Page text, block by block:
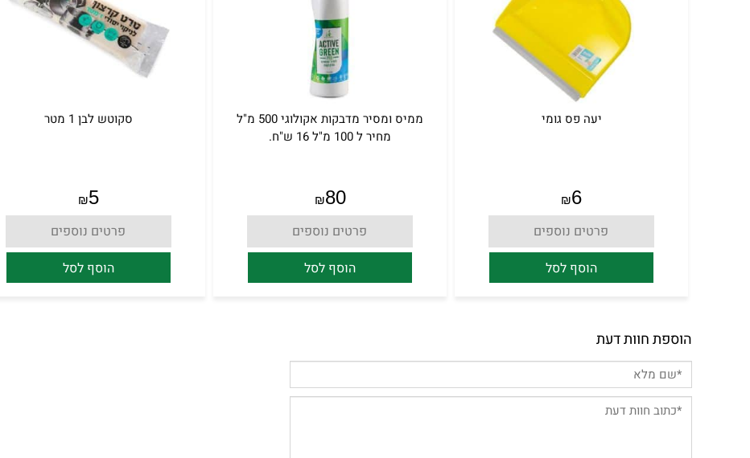
יעה פס גומי
₪6
פרטים נוספים
הוסף לסל
ממיס ומסיר מדבקות אקולוגי 500 מ"ל
מחיר ל 100 מ"ל 16 ש"ח.
₪80
פרטים נוספים
הוסף לסל
סקוטש לבן 1 מטר
₪5
פרטים נוספים
הוסף לסל
הוספת חוות דעת